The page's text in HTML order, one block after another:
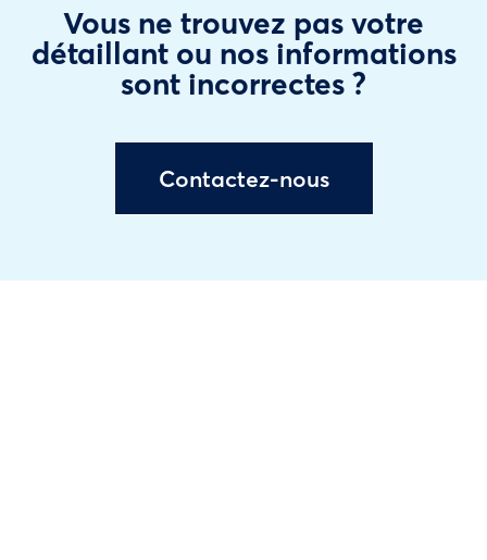
Vous ne trouvez pas votre
détaillant ou nos informations
sont incorrectes ?
Contactez-nous